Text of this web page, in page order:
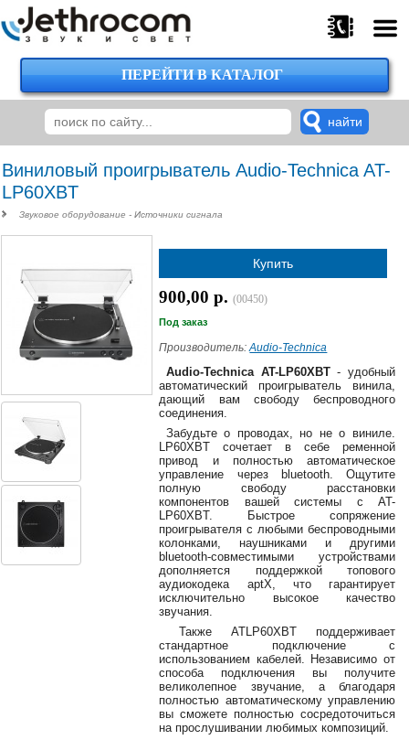
375
224-
00-
00
29
38-
375
29
620-
38
8
0162
25-
38-
jsound.by
jsoundby
ПЕРЕЙТИ В КАТАЛОГ
Виниловый проигрыватель Audio-Technica AT-
LP60XBT
Звуковое оборудование - Источники сигнала
Купить
900,00 р.(00450)
Под заказ
Производитель:Audio-Technica
Audio-Technica AT-LP60XBT- удобный
автоматический проигрыватель винила,
дающий вам свободу беспроводного
соединения.
Забудьте о проводах, но не о виниле.
LP60XBT сочетает в себе ременной
привод и полностью автоматическое
управление через bluetooth. Ощутите
полную свободу расстановки
компонентов вашей системы с AT-
LP60XBT. Быстрое сопряжение
проигрывателя с любыми беспроводными
колонками, наушниками и другими
bluetooth-совместимыми устройствами
дополняется поддержкой топового
аудиокодека aptX, что гарантирует
исключительно высокое качество
звучания.
Также ATLP60XBT поддерживает
стандартное подключение с
использованием кабелей. Независимо от
способа подключения вы получите
великолепное звучание, а благодаря
полностью автоматическому управлению
вы сможете полностью сосредоточиться
на прослушивании любимых композиций.